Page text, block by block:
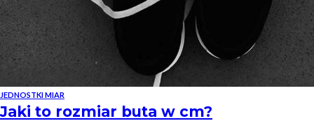
JEDNOSTKI MIAR
Jaki to rozmiar buta w cm?